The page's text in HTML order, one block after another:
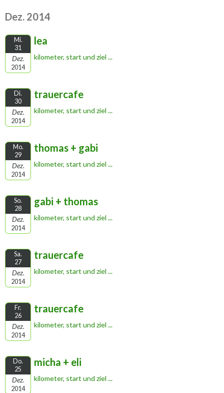
Dez. 2014
Mi.
31
Dez.
2014
lea
kilometer, start und ziel ...
Di.
30
Dez.
2014
trauercafe
kilometer, start und ziel ...
Mo.
29
Dez.
2014
thomas + gabi
kilometer, start und ziel ...
So.
28
Dez.
2014
gabi + thomas
kilometer, start und ziel ...
Sa.
27
Dez.
2014
trauercafe
kilometer, start und ziel ...
Fr.
26
Dez.
2014
trauercafe
kilometer, start und ziel ...
Do.
25
Dez.
2014
micha + eli
kilometer, start und ziel ...